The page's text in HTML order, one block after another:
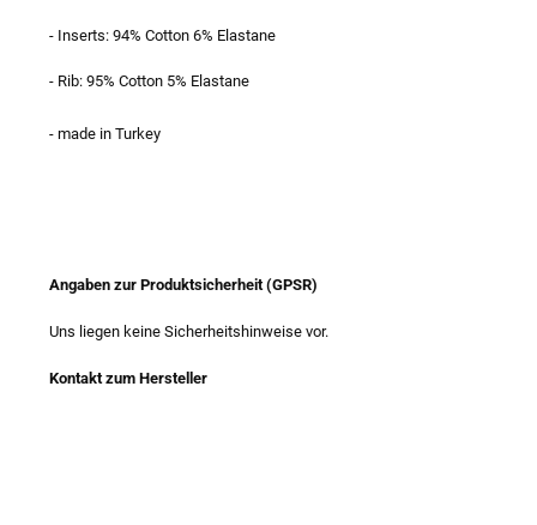
- Inserts: 94% Cotton 6% Elastane
- Rib: 95% Cotton 5% Elastane
- made in Turkey
Angaben zur Produktsicherheit (GPSR)
Uns liegen keine Sicherheitshinweise vor.
Kontakt zum Hersteller